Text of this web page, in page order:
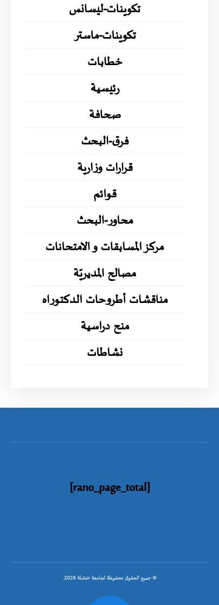
تكوينات-ليسانس
تكوينات-ماستر
خطابات
رئيسية
صحافة
فرق-البحث
قرارات وزارية
قوائم
محاور-البحث
مركز المسابقات و الامتحانات
مصالح المديريّة
مناقشات أطروحات الدكتوراه
منح دراسية
نشاطات
[rano_page_total]
© جميع الحقوق محفوظة لجامعة خنشلة 2026.